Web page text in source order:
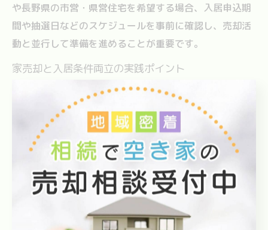
や長野県の市営・県営住宅を希望する場合、入居申込期
間や抽選日などのスケジュールを事前に確認し、売却活
動と並行して準備を進めることが重要です。
家売却と入居条件両立の実践ポイント
売却活動の開始前に、入居希望先の条件や申込方法を
売却契約締結後、速やかに新居の申請手続きを行う
万が一のスケジュールずれに備え、仮住まいも検討し
また、売却時に自分の転居先が決まっていない場合は、
引き渡し時期を調整できる条件（引渡猶予など）を契約
時に盛り込むことも有効です。これにより、家売却と新